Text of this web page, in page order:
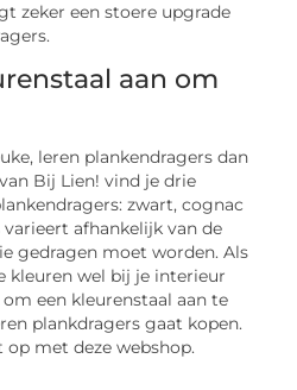
zeker een stoere upgrade
aan om
leren plankendragers dan
Bij Lien! vind je drie
zwart, cognac
afhankelijk van de
gedragen moet worden. Als
kleuren wel bij je interieur
een kleurenstaal aan te
plankdragers gaat kopen.
met deze webshop.